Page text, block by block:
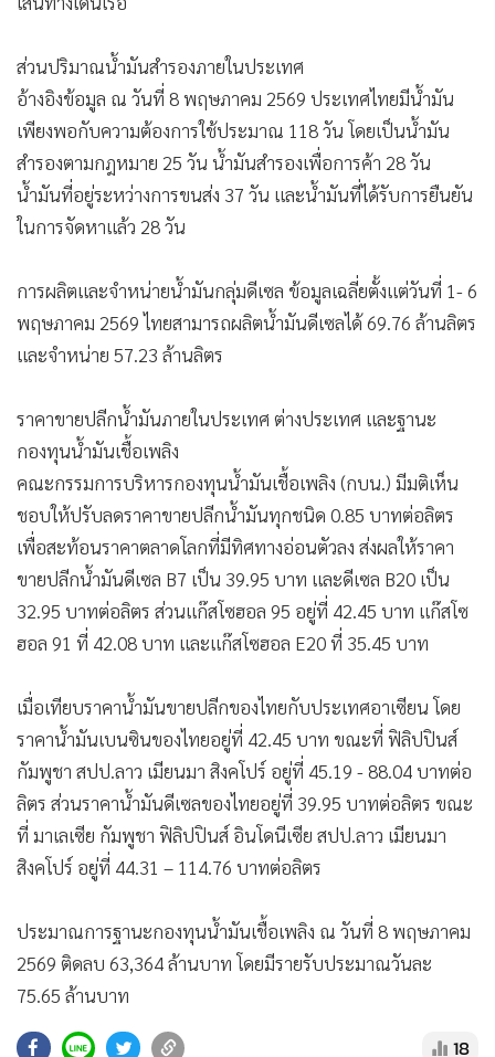
ส่วนปริมาณน้ำมันสำรองภายในประเทศ
อ้างอิงข้อมูล ณ วันที่ 8 พฤษภาคม 2569 ประเทศไทยมีน้ำมัน
เพียงพอกับความต้องการใช้ประมาณ 118 วัน โดยเป็นน้ำมัน
สำรองตามกฎหมาย 25 วัน น้ำมันสำรองเพื่อการค้า 28 วัน
น้ำมันที่อยู่ระหว่างการขนส่ง 37 วัน และน้ำมันที่ได้รับการยืนยัน
ในการจัดหาแล้ว 28 วัน
การผลิตและจำหน่ายน้ำมันกลุ่มดีเซล ข้อมูลเฉลี่ยตั้งแต่วันที่ 1- 6
พฤษภาคม 2569 ไทยสามารถผลิตน้ำมันดีเซลได้ 69.76 ล้านลิตร
และจำหน่าย 57.23 ล้านลิตร
ราคาขายปลีกน้ำมันภายในประเทศ ต่างประเทศ และฐานะ
กองทุนน้ำมันเชื้อเพลิง
คณะกรรมการบริหารกองทุนน้ำมันเชื้อเพลิง (กบน.) มีมติเห็น
ชอบให้ปรับลดราคาขายปลีกน้ำมันทุกชนิด 0.85 บาทต่อลิตร
เพื่อสะท้อนราคาตลาดโลกที่มีทิศทางอ่อนตัวลง ส่งผลให้ราคา
ขายปลีกน้ำมันดีเซล B7 เป็น 39.95 บาท และดีเซล B20 เป็น
32.95 บาทต่อลิตร ส่วนแก๊สโซฮอล 95 อยู่ที่ 42.​45 บาท แก๊สโซ
ฮอล 91 ที่ 42.08 บาท และแก๊สโซฮอล E20 ที่ 35.45 บาท
เมื่อเทียบราคาน้ำมันขายปลีกของไทยกับประเทศอาเซียน โดย
ราคาน้ำมันเบนซินของไทยอยู่ที่ 42.45 บาท ขณะที่ ฟิลิปปินส์
กัมพูชา​ สปป.ลาว เมียนมา สิงคโปร์ อยู่ที่ 45.19 - 88.04 บาทต่อ
ลิตร ส่วนราคาน้ำมันดีเซลของไทยอยู่ที่ 39.95 บาทต่อลิตร ขณะ
ที่ มาเลเซีย กัมพูชา ฟิลิปปินส์ อินโดนีเซีย สปป.ลาว เมียนมา
สิงคโปร์ อยู่ที่ 44.​31 – 114.76 บาทต่อลิตร
ประมาณการฐานะกองทุนน้ำมันเชื้อเพลิง ณ วันที่ 8 พฤษภาคม
2569 ติดลบ 63,364 ล้านบาท โดยมีรายรับประมาณวันละ
75.65 ล้านบาท
18